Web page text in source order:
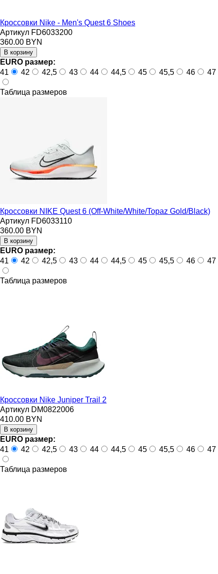
Кроссовки Nike - Men's Quest 6 Shoes
Артикул FD6033200
360.00 BYN
EURO размер:
41
42 42,5 43 44 44,5 45 45,5 46 47
Таблица размеров
Кроссовки NIKE Quest 6 (Off-White/White/Topaz Gold/Black)
Артикул FD6033110
360.00 BYN
EURO размер:
41
42 42,5 43 44 44,5 45 45,5 46 47
Таблица размеров
Кроссовки Nike Juniper Trail 2
Артикул DM0822006
410.00 BYN
EURO размер:
41
42 42,5 43 44 44,5 45 45,5 46 47
Таблица размеров